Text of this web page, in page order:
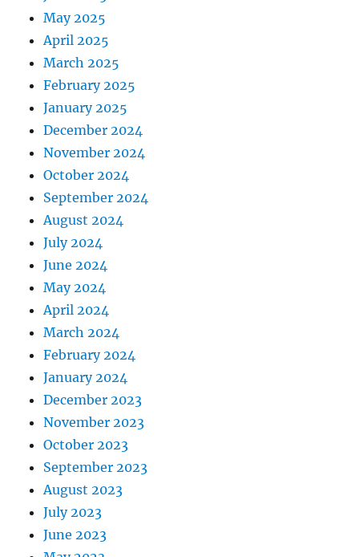
May 2025
April 2025
March 2025
February 2025
January 2025
December 2024
November 2024
October 2024
September 2024
August 2024
July 2024
June 2024
May 2024
April 2024
March 2024
February 2024
January 2024
December 2023
November 2023
October 2023
September 2023
August 2023
July 2023
June 2023